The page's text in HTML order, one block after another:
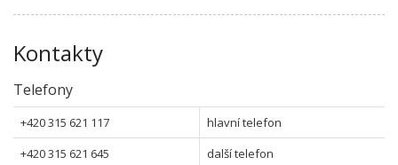
Kontakty
Telefony
+420 315 621 117
hlavní telefon
+420 315 621 645
další telefon